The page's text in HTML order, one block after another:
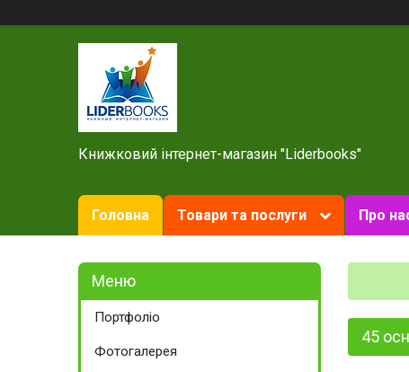
Книжковий інтернет-магазин "Liderbooks"
Головна Товари та послуги Про
45
Портфоліо
Фотогалерея